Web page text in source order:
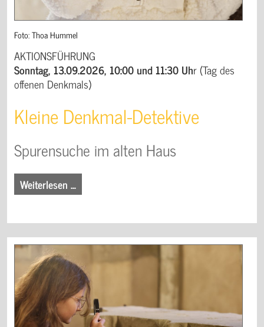
Foto: Thoa Hummel
AKTIONSFÜHRUNG
Sonntag, 13.09.2026, 10:00 und 11:30 Uhr (Tag des
offenen Denkmals)
Kleine Denkmal-Detektive
Spurensuche im alten Haus
Weiterlesen …